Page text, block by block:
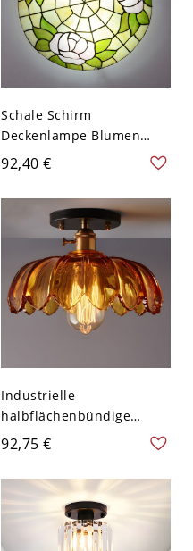
Schale Schirm
Deckenlampe Blumen
Muster Buntes Glas
Tiffany Stil 3-Birne
Deckenleuchte - Beige
110V-120V 30,48 cm
92,40 €
Industrielle
halbflächenbündige
Lampe mit 1 Kopf,
bernsteinfarbenem Glas,
für die Veranda
92,75 €